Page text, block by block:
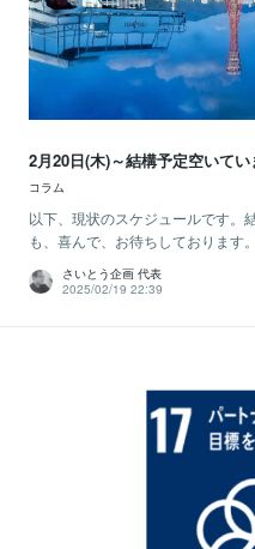
2月20日(木)～結構予定空いてい
コラム
以下、現状のスケジュールです。
も、喜んで、お待ちしております
さいとう企画 代表
2025/02/19 22:39